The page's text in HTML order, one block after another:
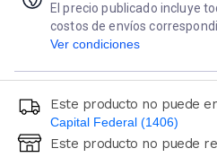
El precio publicado incluye
costos de envíos
Ver condiciones
Este producto no puede
Capital Federal (1406)
Ingresá código postal (sólo
Este producto no puede